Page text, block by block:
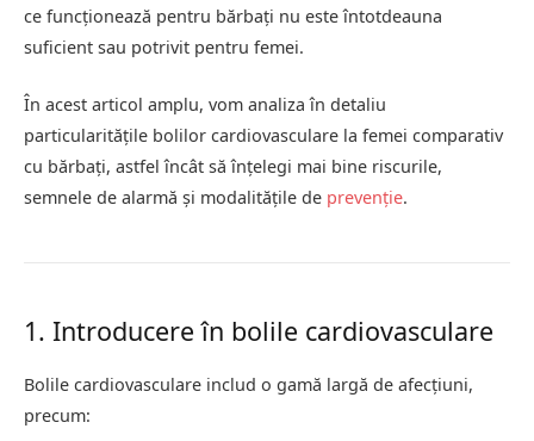
ce funcționează pentru bărbați nu este întotdeauna
suficient sau potrivit pentru femei.
În acest articol amplu, vom analiza în detaliu
particularitățile bolilor cardiovasculare la femei comparativ
cu bărbați, astfel încât să înțelegi mai bine riscurile,
semnele de alarmă și modalitățile de prevenție.
1. Introducere în bolile cardiovasculare
Bolile cardiovasculare includ o gamă largă de afecțiuni,
precum: